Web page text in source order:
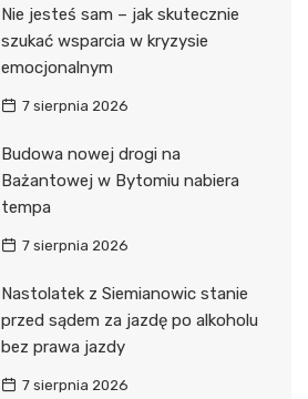
Nie jesteś sam – jak skutecznie
szukać wsparcia w kryzysie
emocjonalnym
7 sierpnia 2026
Budowa nowej drogi na
Bażantowej w Bytomiu nabiera
tempa
7 sierpnia 2026
Nastolatek z Siemianowic stanie
przed sądem za jazdę po alkoholu
bez prawa jazdy
7 sierpnia 2026